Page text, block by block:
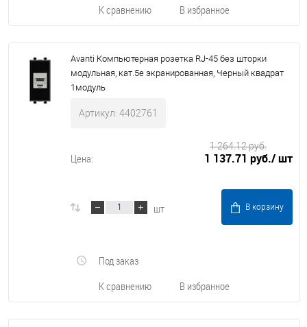
К сравнению В избранное
Avanti Компьютерная розетка RJ-45 без шторки
модульная, кат.5е экранированная, Черный квадрат
1модуль
Артикул: 4402761
Цена: 1 137.71 руб./ шт
1 264.12 руб.
шт В корзину
К сравнению В избранное
Под заказ